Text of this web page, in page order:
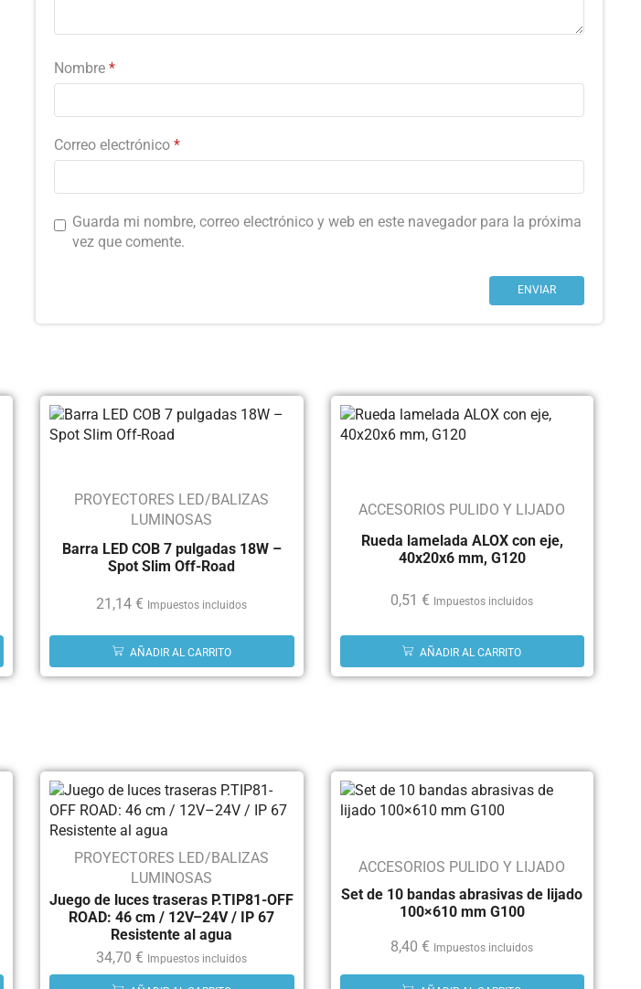
Nombre *
Correo electrónico *
Guarda mi nombre, correo electrónico y web en este navegador para la próxima
vez que comente.
PROYECTORES LED/BALIZAS
LUMINOSAS
Barra LED COB 7 pulgadas 18W –
Spot Slim Off-Road
21,14€ Impuestos incluidos
AÑADIR AL CARRITO
ACCESORIOS PULIDO Y LIJADO
Rueda lamelada ALOX con eje,
40x20x6 mm, G120
0,51€ Impuestos incluidos
AÑADIR AL CARRITO
PROYECTORES LED/BALIZAS
LUMINOSAS
Juego de luces traseras P.TIP81-OFF
ROAD: 46 cm / 12V–24V / IP 67
Resistente al agua
34,70€ Impuestos incluidos
ACCESORIOS PULIDO Y LIJADO
Set de 10 bandas abrasivas de lijado
100×610 mm G100
8,40€ Impuestos incluidos